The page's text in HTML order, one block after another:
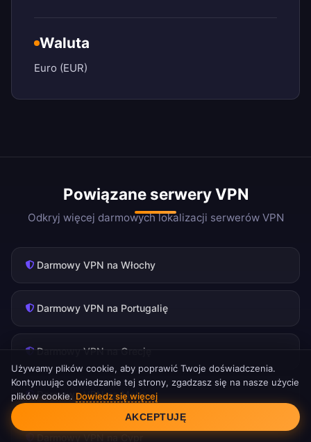
Waluta
Euro (EUR)
Powiązane serwery VPN
Odkryj więcej darmowych lokalizacji serwerów VPN
Darmowy VPN na Włochy
Darmowy VPN na Portugalię
Darmowy VPN na Grecję
Darmowy VPN na Maltę
Darmowy VPN na Cypr
Zgoda na pliki cookie
Używamy plików cookie, aby poprawić Twoje doświadczenia.
Kontynuując odwiedzanie tej strony, zgadzasz się na nasze użycie
plików cookie. Dowiedz się więcej
AKCEPTUJĘ